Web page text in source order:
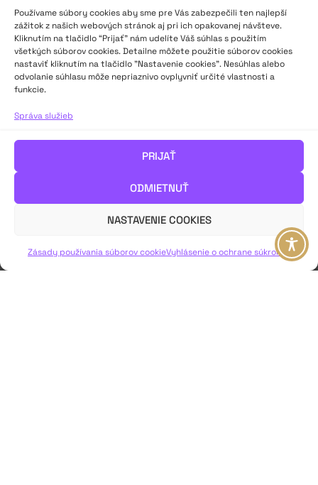
Používame súbory cookies aby sme pre Vás zabezpečili ten najlepší
zážitok z našich webových stránok aj pri ich opakovanej návšteve.
Kliknutím na tlačidlo “Prijať” nám udelíte Váš súhlas s použitím
všetkých súborov cookies. Detailne môžete použitie súborov cookies
nastaviť kliknutím na tlačidlo "Nastavenie cookies". Nesúhlas alebo
odvolanie súhlasu môže nepriaznivo ovplyvniť určité vlastnosti a
funkcie.
Správa služieb
PRIJAŤ
ODMIETNUŤ
NASTAVENIE COOKIES
Zásady používania súborov cookieVyhlásenie o ochrane súkromia
Niekoľko úvah nad Scénickou žatvou 2023
Kam a ako smerujú prúdy súčasného a tradičného divadla? V
spleti foriem ostávame tradiční, ale v téme súčasní – nie je
alebo od formy? Bude viac doku divadla, aby sme sa
uvoľňovať a kde treba hľadať, aby bolo impulzov dosť? Chcú
všetko bolo, sa vlastne otvárajú nové možnosti spojení.
Päť úvah predsedníčky poroty Scénickej žatvy 2023 Miriam
VIAC INFO ↓